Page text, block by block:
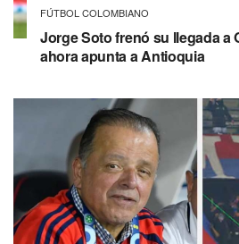
FÚTBOL COLOMBIANO
Jorge Soto frenó su llegada a
ahora apunta a Antioquia